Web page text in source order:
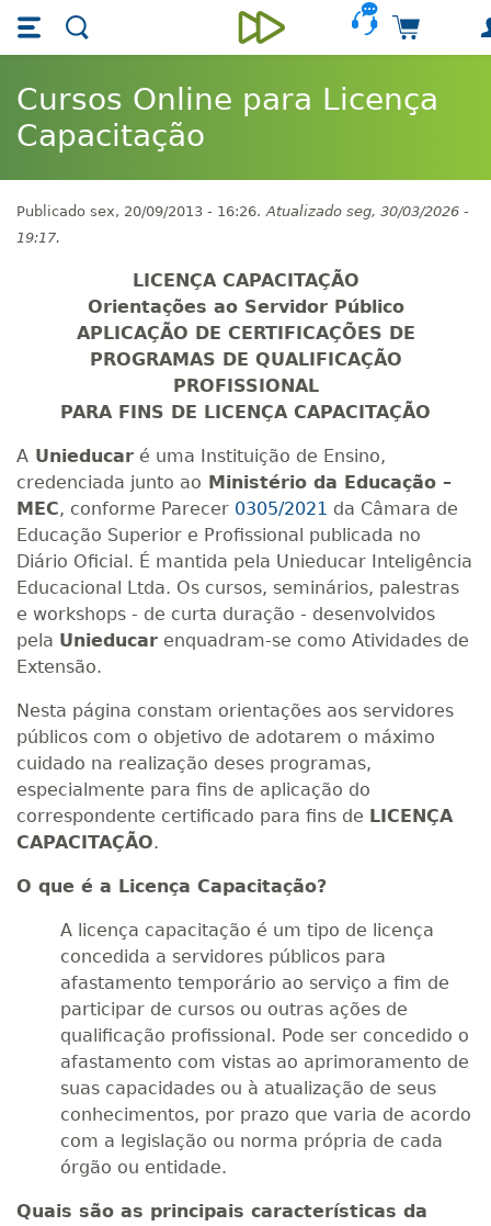
Skip main navigation
Skip to main content
Unieducar
Cursos Online para Licença
Capacitação
Publicado sex, 20/09/2013 - 16:26. Atualizado seg, 30/03/2026 -
19:17.
LICENÇA CAPACITAÇÃO
Orientações ao Servidor Público
APLICAÇÃO DE CERTIFICAÇÕES DE
PROGRAMAS DE QUALIFICAÇÃO
PROFISSIONAL
PARA FINS DE LICENÇA CAPACITAÇÃO
A Unieducar é uma Instituição de Ensino,
credenciada junto ao Ministério da Educação –
MEC, conforme Parecer 0305/2021 da Câmara de
Educação Superior e Profissional publicada no
Diário Oficial. É mantida pela Unieducar Inteligência
Educacional Ltda. Os cursos, seminários, palestras
e workshops - de curta duração - desenvolvidos
pela Unieducar enquadram-se como Atividades de
Extensão.
Nesta página constam orientações aos servidores
públicos com o objetivo de adotarem o máximo
cuidado na realização deses programas,
especialmente para fins de aplicação do
correspondente certificado para fins de LICENÇA
CAPACITAÇÃO.
O que é a Licença Capacitação?
A licença capacitação é um tipo de licença
concedida a servidores públicos para
afastamento temporário ao serviço a fim de
participar de cursos ou outras ações de
qualificação profissional. Pode ser concedido o
afastamento com vistas ao aprimoramento de
suas capacidades ou à atualização de seus
conhecimentos, por prazo que varia de acordo
com a legislação ou norma própria de cada
órgão ou entidade.
Quais são as principais características da